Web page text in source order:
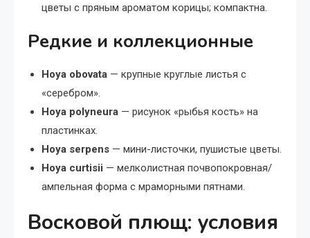
цветы с пряным ароматом корицы; компактна.
Редкие и коллекционные
Hoya obovata — крупные круглые листья с
«серебром».
Hoya polyneura — рисунок «рыбья кость» на
пластинках.
Hoya serpens — мини-листочки, пушистые цветы.
Hoya curtisii — мелколистная почвопокровная/
ампельная форма с мраморными пятнами.
Восковой плющ: условия